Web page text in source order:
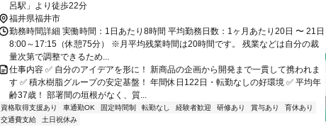
呂駅」より徒歩22分
福井県福井市
勤務時間詳細 実働時間：1日あたり8時間 平均勤務日数：1ヶ月あたり20日 〜 21日
8:00～17:15（休憩75分） ※月平均残業時間は20時間です。 残業などは自分の裁
量次第で調整できるため...
仕事内容 ✅ 自分のアイデアを形に！ 新商品の企画から開発まで一貫して携われま
す ✅ 積水樹脂グループの安定基盤！ 年間休日122日・転勤なしの好環境 ✅ 平均年
齢37歳！ 部署間の垣根がなく、質...
資格取得支援あり 車通勤OK 固定時間制 転勤なし 経験者歓迎 研修あり 賞与あり
育休あり
交通費支給
土日祝休み